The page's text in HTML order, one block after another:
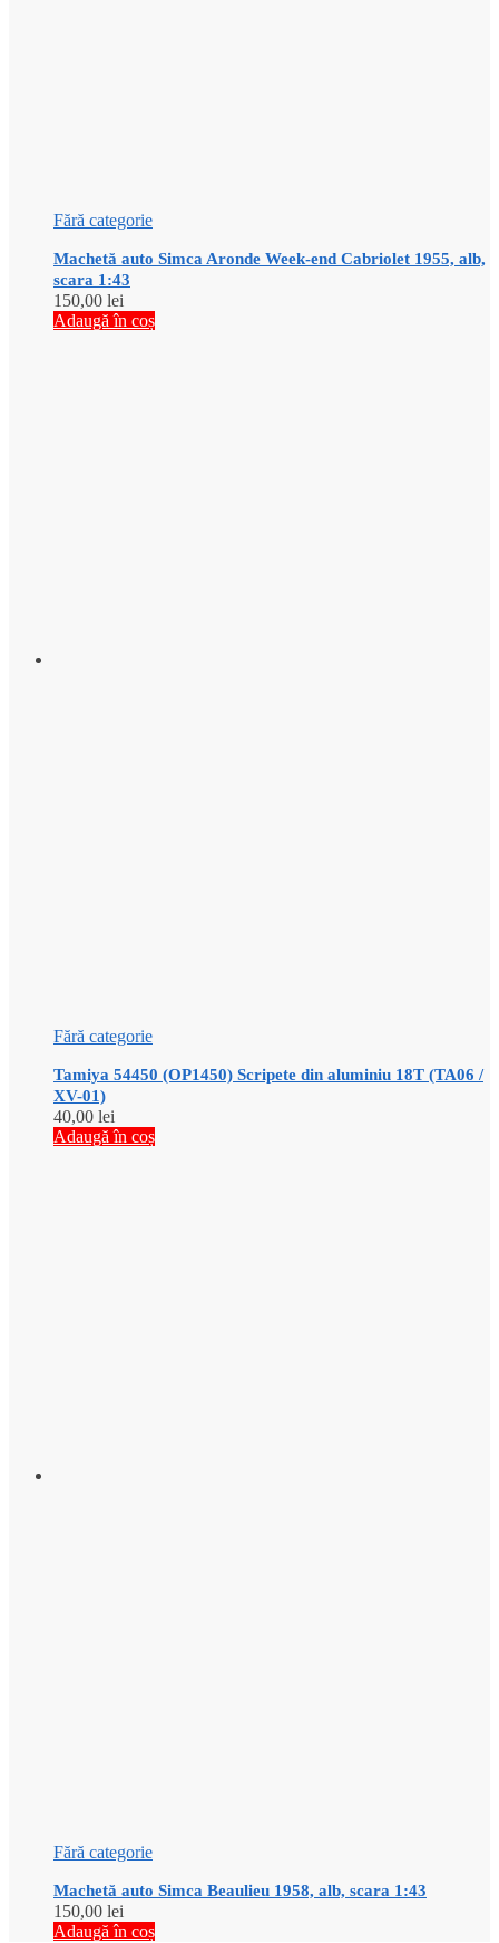
Fără categorie
Machetă auto Simca Aronde Week-end Cabriolet 1955, alb,
scara 1:43
150,00 lei
Adaugă în coș
Fără categorie
Tamiya 54450 (OP1450) Scripete din aluminiu 18T (TA06 /
XV-01)
40,00 lei
Adaugă în coș
Fără categorie
Machetă auto Simca Beaulieu 1958, alb, scara 1:43
150,00 lei
Adaugă în coș